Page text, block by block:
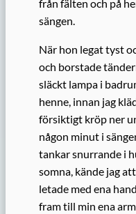
från fälten och på
sängen.
När hon legat tyst
och borstade
släckt lampa i
henne, innan jag
försiktigt kröp ner
någon minut i
tankar snurrande i
somna, kände jag
letade med ena
fram till min ena